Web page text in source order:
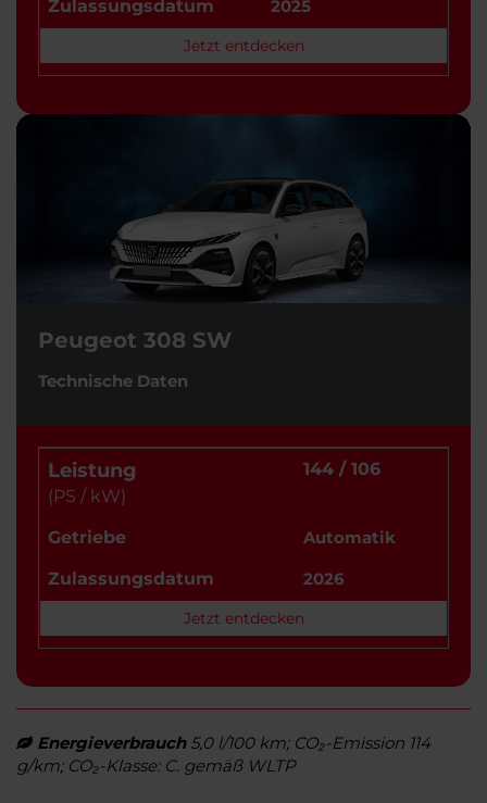
Zulassungsdatum 2025
Jetzt entdecken
Peugeot 308 SW
Technische Daten
Leistung
(PS / kW)
144 / 106
Getriebe
Automatik
Zulassungsdatum
2026
Jetzt entdecken
Energieverbrauch5,0 l/100 km; CO₂-Emission 114
g/km; CO₂-Klasse: C. gemäß WLTP